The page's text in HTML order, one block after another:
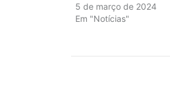
5 de março de 2024
Em "Notícias"